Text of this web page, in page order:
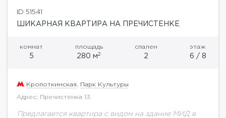
ID 51541
ШИКАРНАЯ КВАРТИРА НА ПРЕЧИСТЕНКЕ
комнат
5
площадь
280 м2
спален
2
этаж
6 / 8
Кропоткинская Парк Культуры
Адрес: Пречистенка 13
Предлагается квартира с видом на здание МИД в